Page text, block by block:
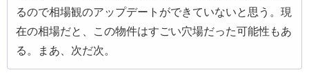
るので相場観のアップデートができていないと思う。現
在の相場だと、この物件はすごい穴場だった可能性もあ
る。まあ、次だ次。